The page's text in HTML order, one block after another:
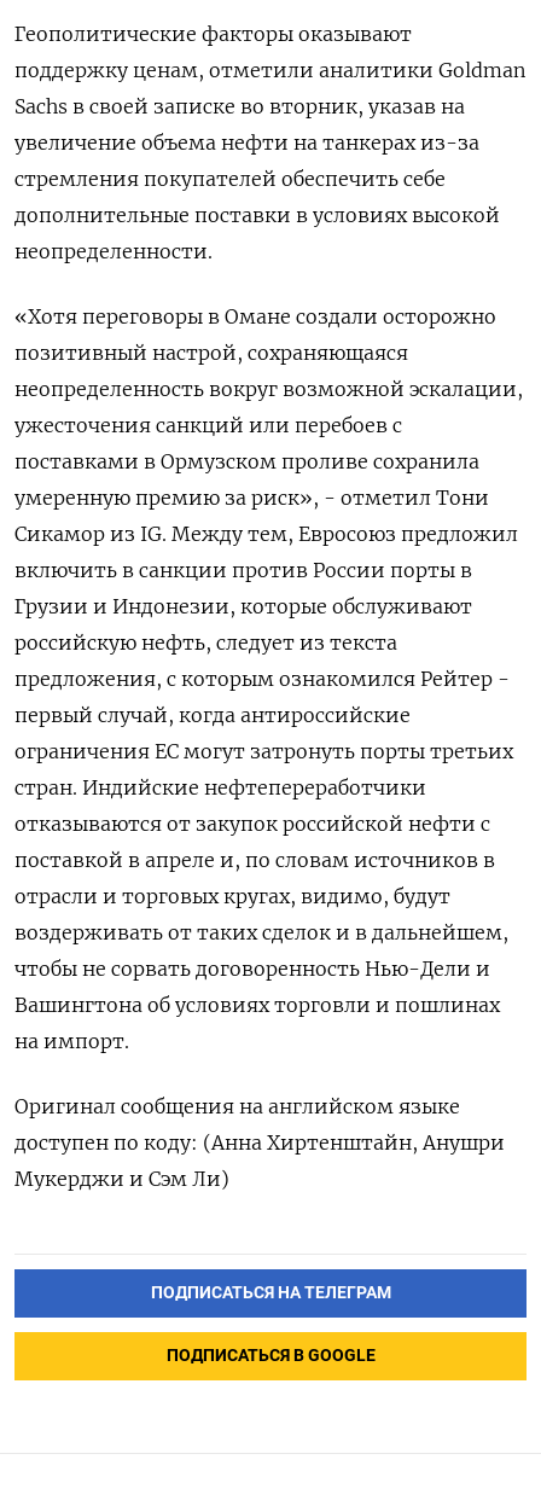
Геополитические факторы оказывают
поддержку ценам, отметили аналитики Goldman
Sachs в своей записке ‌во вторник, указав на
увеличение объема нефти на танкерах из-за
стремления покупателей обеспечить себе
дополнительные поставки в условиях высокой
неопределенности.
«Хотя переговоры в Омане создали осторожно
позитивный настрой, сохраняющаяся
неопределенность вокруг возможной эскалации,
ужесточения санкций или перебоев с
поставками в Ормузском проливе сохранила
умеренную премию за риск», - отметил Тони
Сикамор из IG. Между тем, Евросоюз предложил
включить в санкции против России порты в
Грузии и Индонезии, которые обслуживают
‍российскую нефть, следует из текста
предложения, ‍с которым ознакомился Рейтер -
первый случай, когда антироссийские
ограничения ЕС могут затронуть порты третьих
стран. Индийские нефтепереработчики
отказываются от закупок российской нефти с
‍поставкой в апреле и, по словам источников в
отрасли и торговых кругах, видимо, будут
воздерживать от таких сделок и в дальнейшем,
чтобы не сорвать договоренность Нью-Дели и
Вашингтона об условиях ⁠торговли и пошлинах
на импорт.
Оригинал сообщения на английском языке
доступен по коду: (Анна Хиртенштайн, Анушри
Мукерджи и Сэм Ли)
ПОДПИСАТЬСЯ НА ТЕЛЕГРАМ
ПОДПИСАТЬСЯ В GOOGLE